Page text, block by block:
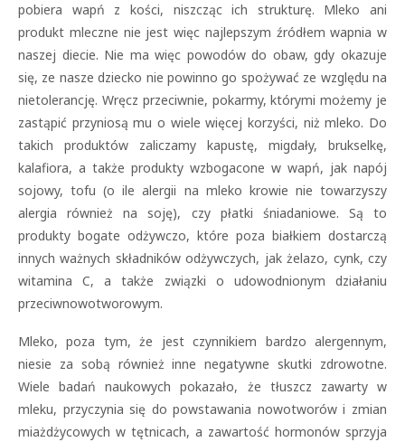
pobiera wapń z kości, niszcząc ich strukturę. Mleko ani
produkt mleczne nie jest więc najlepszym źródłem wapnia w
naszej diecie. Nie ma więc powodów do obaw, gdy okazuje
się, ze nasze dziecko nie powinno go spożywać ze względu na
nietolerancję. Wręcz przeciwnie, pokarmy, którymi możemy je
zastąpić przyniosą mu o wiele więcej korzyści, niż mleko. Do
takich produktów zaliczamy kapustę, migdały, brukselkę,
kalafiora, a także produkty wzbogacone w wapń, jak napój
sojowy, tofu (o ile alergii na mleko krowie nie towarzyszy
alergia również na soję), czy płatki śniadaniowe. Są to
produkty bogate odżywczo, które poza białkiem dostarczą
innych ważnych składników odżywczych, jak żelazo, cynk, czy
witamina C, a także związki o udowodnionym działaniu
przeciwnowotworowym.
Mleko, poza tym, że jest czynnikiem bardzo alergennym,
niesie za sobą również inne negatywne skutki zdrowotne.
Wiele badań naukowych pokazało, że tłuszcz zawarty w
mleku, przyczynia się do powstawania nowotworów i zmian
miażdżycowych w tętnicach, a zawartość hormonów sprzyja